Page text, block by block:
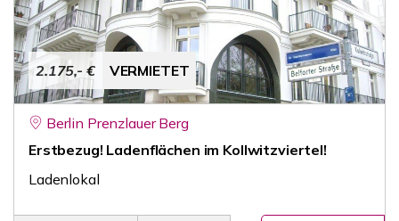
2.175,- € VERMIETET
Berlin Prenzlauer Berg
Erstbezug! Ladenflächen im Kollwitzviertel!
Ladenlokal